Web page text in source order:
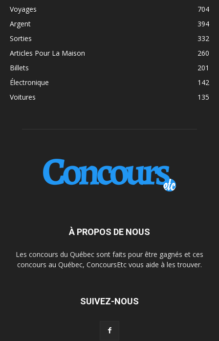
Voyages
704
Argent
394
Sorties
332
Articles Pour La Maison
260
Billets
201
Électronique
142
Voitures
135
À PROPOS DE NOUS
Les concours du Québec sont faits pour être gagnés et ces
concours au Québec, ConcoursEtc vous aide à les trouver.
SUIVEZ-NOUS